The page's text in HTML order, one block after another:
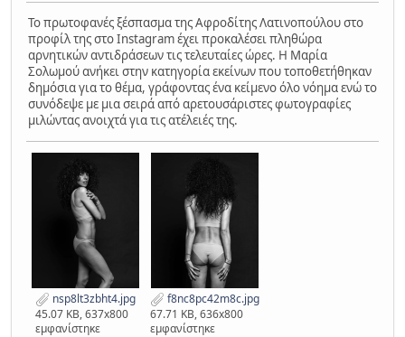
Το πρωτοφανές ξέσπασμα της Αφροδίτης Λατινοπούλου στο
προφίλ της στο Instagram έχει προκαλέσει πληθώρα
αρνητικών αντιδράσεων τις τελευταίες ώρες. Η Μαρία
Σολωμού ανήκει στην κατηγορία εκείνων που τοποθετήθηκαν
δημόσια για το θέμα, γράφοντας ένα κείμενο όλο νόημα ενώ το
συνόδεψε με μια σειρά από αρετουσάριστες φωτογραφίες
μιλώντας ανοιχτά για τις ατέλειές της.
nsp8lt3zbht4.jpg
45.07 KB, 637x800
εμφανίστηκε
f8nc8pc42m8c.jpg
67.71 KB, 636x800
εμφανίστηκε